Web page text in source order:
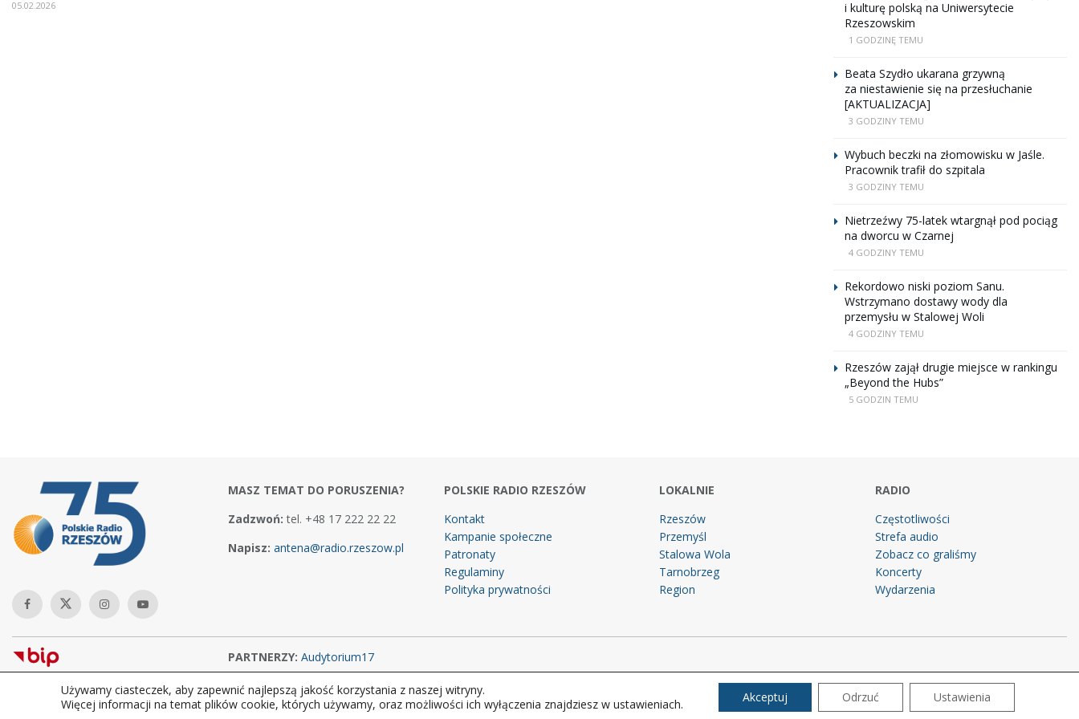
05.02.2026
i kulturę polską na Uniwersytecie
Rzeszowskim
1 GODZINĘ TEMU
Beata Szydło ukarana grzywną
za niestawienie się na przesłuchanie
[AKTUALIZACJA]
3 GODZINY TEMU
Wybuch beczki na złomowisku w Jaśle.
Pracownik trafił do szpitala
3 GODZINY TEMU
Nietrzeźwy 75-latek wtargnął pod pociąg
na dworcu w Czarnej
4 GODZINY TEMU
Rekordowo niski poziom Sanu.
Wstrzymano dostawy wody dla
przemysłu w Stalowej Woli
4 GODZINY TEMU
Rzeszów zajął drugie miejsce w rankingu
„Beyond the Hubs”
5 GODZIN TEMU
MASZ TEMAT DO PORUSZENIA?
Zadzwoń: tel. +48 17 222 22 22
Napisz: antena@radio.rzeszow.pl
POLSKIE RADIO RZESZÓW
Kontakt
Kampanie społeczne
Patronaty
Regulaminy
Polityka prywatności
LOKALNIE
Rzeszów
Przemyśl
Stalowa Wola
Tarnobrzeg
Region
RADIO
Częstotliwości
Strefa audio
Zobacz co graliśmy
Koncerty
Wydarzenia
PARTNERZY: Audytorium17
Copyright © 2026Polskie Radio Rzeszów S.A. w likwidacj. Wszelkie prawa zastrzeżone.
Używamy ciasteczek, aby zapewnić najlepszą jakość korzystania z naszej witryny.
Więcej informacji na temat plików cookie, których używamy, oraz możliwości ich wyłączenia znajdziesz w ustawieniach.
Akceptuj Odrzuć Ustawienia